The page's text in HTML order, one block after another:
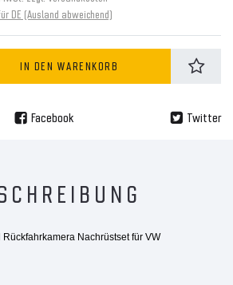
DE (Ausland abweichend)
IN DEN WARENKORB
Facebook Twitter
Nachrüstset für VW